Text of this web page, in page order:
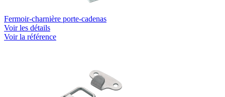
Fermoir-charnière porte-cadenas
Voir les détails
Voir la référence